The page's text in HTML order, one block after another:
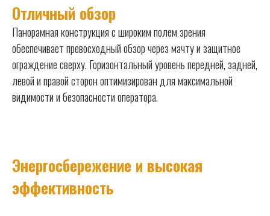
Отличный обзор
Панорамная конструкция с широким полем зрения
обеспечивает превосходный обзор через мачту и защитное
ограждение сверху. Горизонтальный уровень передней, задней,
левой и правой сторон оптимизирован для максимальной
видимости и безопасности оператора.
Энергосбережение и высокая
эффективность